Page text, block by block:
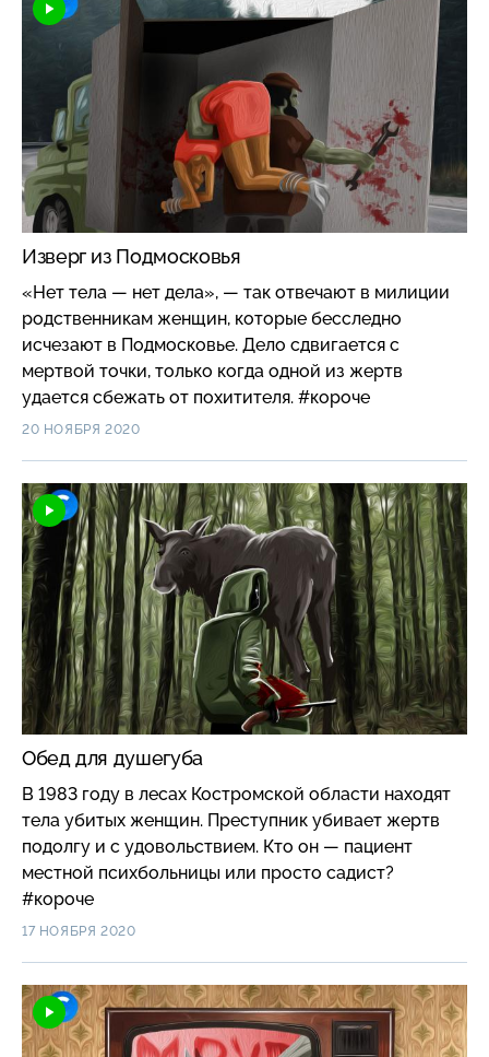
Изверг из Подмосковья
«Нет тела — нет дела», — так отвечают в милиции
родственникам женщин, которые бесследно
исчезают в Подмосковье. Дело сдвигается с
мертвой точки, только когда одной из жертв
удается сбежать от похитителя. #короче
20 НОЯБРЯ 2020
Обед для душегуба
В 1983 году в лесах Костромской области находят
тела убитых женщин. Преступник убивает жертв
подолгу и с удовольствием. Кто он — пациент
местной психбольницы или просто садист?
#короче
17 НОЯБРЯ 2020